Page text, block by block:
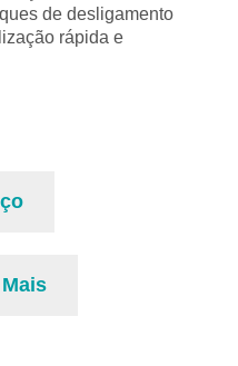
de desligamento
rápida e